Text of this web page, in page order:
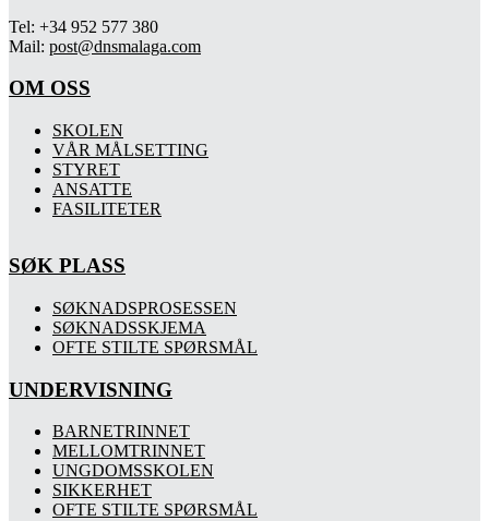
Tel: +34 952 577 380
Mail: post@dnsmalaga.com
OM OSS
SKOLEN
VÅR MÅLSETTING
STYRET
ANSATTE
FASILITETER
SØK PLASS
SØKNADSPROSESSEN
SØKNADSSKJEMA
OFTE STILTE SPØRSMÅL
UNDERVISNING
BARNETRINNET
MELLOMTRINNET
UNGDOMSSKOLEN
SIKKERHET
OFTE STILTE SPØRSMÅL